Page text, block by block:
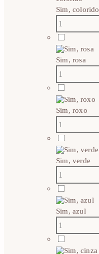
Sim, colorido
Sim, rosa
Sim, roxo
Sim, verde
Sim, azul